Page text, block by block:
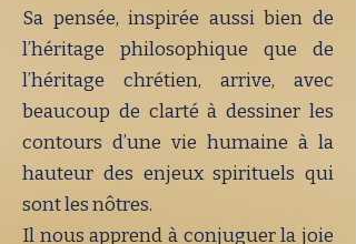
Sa pensée, inspirée aussi bien de
l’héritage philosophique que de
l’héritage chrétien, arrive, avec
beaucoup de clarté à dessiner les
contours d’une vie humaine à la
hauteur des enjeux spirituels qui
sont les nôtres.
Il nous apprend à conjuguer la joie